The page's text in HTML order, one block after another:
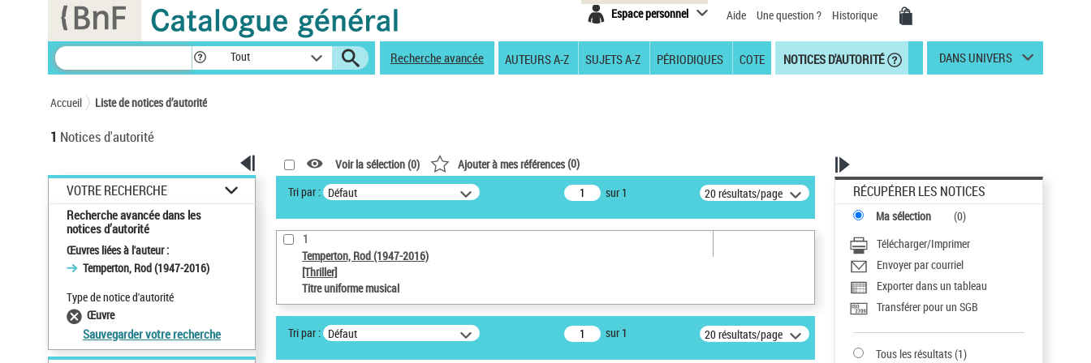
Espace personnel Aide Une question ? Historique
Tout Recherche avancée AUTEURS A-Z SUJETS A-Z PÉRIODIQUES COTE NOTICES D'AUTORITÉ DANS UNIVERS
Accueil Liste de notices d’autorité
1 Notices d'autorité
VOTRE RECHERCHE
Recherche avancée dans les
notices d’autorité
Œuvres liées à l'auteur :
Temperton, Rod (1947-2016)
Type de notice d'autorité
Œuvre
Sauvegarder votre recherche
Voir la sélection (0) Ajouter à mes références(0)
Tri par : Défaut sur 1 20 résultats/page
1
Temperton, Rod (1947-2016)
[Thriller]
Titre uniforme musical
Tri par : Défaut sur 1 20 résultats/page
RÉCUPÉRER LES NOTICES
Ma sélection (0)
Télécharger/Imprimer
Envoyer par courriel
Exporter dans un tableau
Transférer pour un SGB
Tous les résultats(1)
Panneau de gestion des cookies